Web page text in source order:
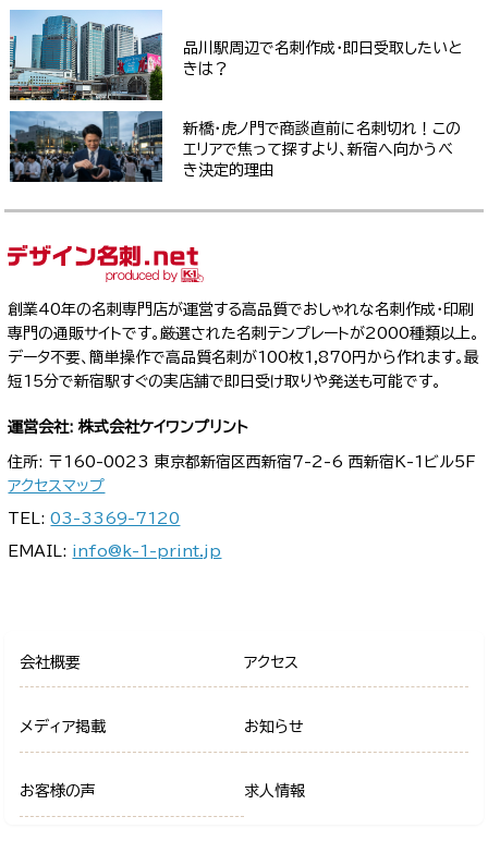
品川駅周辺で名刺作成・即日受取したいと
きは？
新橋・虎ノ門で商談直前に名刺切れ！この
エリアで焦って探すより、新宿へ向かうべ
き決定的理由
創業40年の名刺専門店が運営する高品質でおしゃれな名刺作成・印刷
専門の通販サイトです。厳選された名刺テンプレートが2000種類以上。
データ不要、簡単操作で高品質名刺が100枚1,870円から作れます。最
短15分で新宿駅すぐの実店舗で即日受け取りや発送も可能です。
運営会社: 株式会社ケイワンプリント
住所: 〒160-0023 東京都新宿区西新宿7-2-6 西新宿K-1ビル5F
アクセスマップ
TEL:03-3369-7120
EMAIL: info@k-1-print.jp
会社概要 アクセス
メディア掲載 お知らせ
お客様の声 求人情報